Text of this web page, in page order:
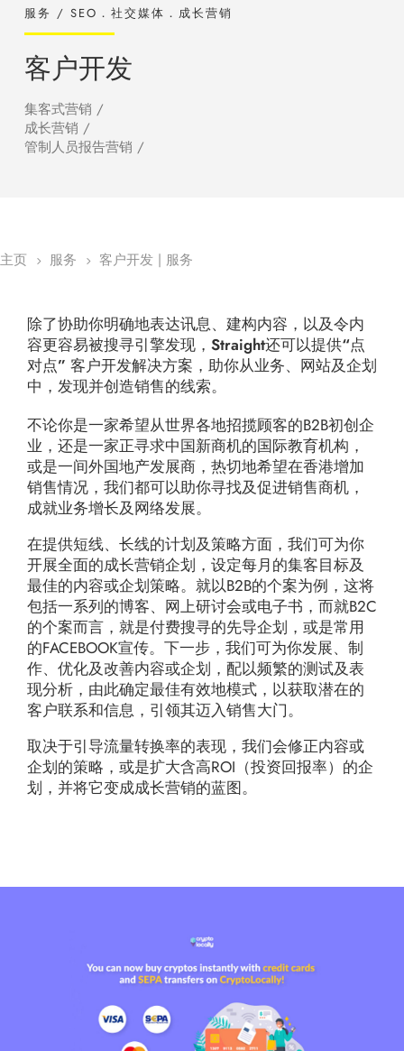
服务 / SEO．社交媒体．成长营销
客户开发
集客式营销 /
成长营销 /
管制人员报告营销 /
主页 5 服务 5 客户开发 | 服务
除了协助你明确地表达讯息、建构内容，以及令内
容更容易被搜寻引擎发现，Straight还可以提供“点
对点” 客户开发解决方案，助你从业务、网站及企划
中，发现并创造销售的线索。
不论你是一家希望从世界各地招揽顾客的B2B初创企
业，还是一家正寻求中国新商机的国际教育机构，
或是一间外国地产发展商，热切地希望在香港增加
销售情况，我们都可以助你寻找及促进销售商机，
成就业务增长及网络发展。
在提供短线、长线的计划及策略方面，我们可为你
开展全面的成长营销企划，设定每月的集客目标及
最佳的内容或企划策略。就以B2B的个案为例，这将
包括一系列的博客、网上研讨会或电子书，而就B2C
的个案而言，就是付费搜寻的先导企划，或是常用
的FACEBOOK宣传。下一步，我们可为你发展、制
作、优化及改善内容或企划，配以频繁的测试及表
现分析，由此确定最佳有效地模式，以获取潜在的
客户联系和信息，引领其迈入销售大门。
取决于引导流量转换率的表现，我们会修正内容或
企划的策略，或是扩大含高ROI（投资回报率）的企
划，并将它变成成长营销的蓝图。